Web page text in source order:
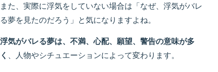
また、実際に浮気をしていない場合は「なぜ、浮気がバレ
る夢を見たのだろう」と気になりますよね。
浮気がバレる夢は、不満、心配、願望、警告の意味が多
く 、人物やシチュエーションによって変わります。